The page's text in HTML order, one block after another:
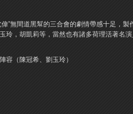
”無間道黑幫的三合會的劇情帶感十足，
玲，胡凱莉等，當然也有諸多荷理活著名
容（陳冠希、劉玉玲）